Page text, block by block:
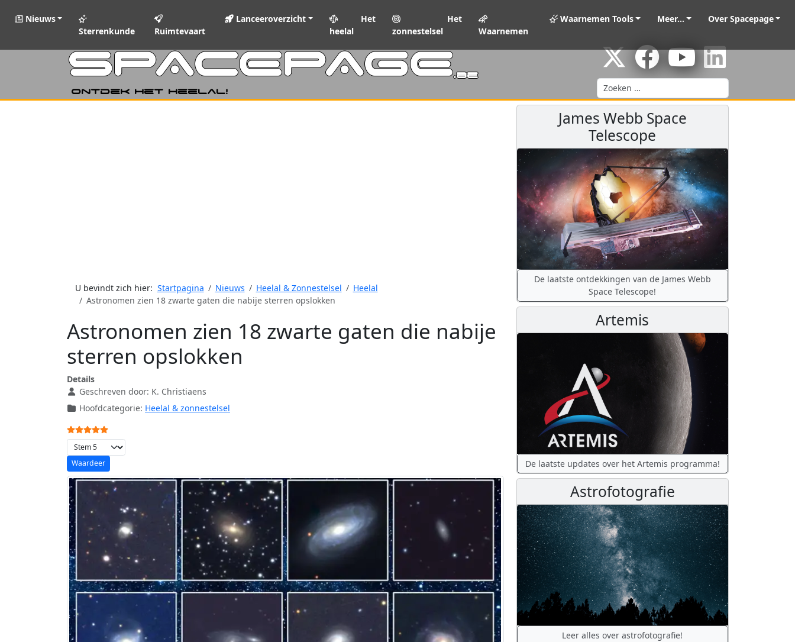
Nieuws
Sterrenkunde
Ruimtevaart
Lanceeroverzicht
Het
heelal
Het
zonnestelsel
Waarnemen
Waarnemen Tools Meer... Over Spacepage
SPACEPAGE.be
Ontdek het heelal!
Zoeken
U bevindt zich hier: Startpagina Nieuws Heelal & Zonnestelsel
Heelal
Astronomen zien 18 zwarte gaten die nabije sterren opslokken
Astronomen zien 18 zwarte gaten die nabije
sterren opslokken
Details
Geschreven door: K. Christiaens
Hoofdcategorie: Heelal & zonnestelsel
Gebruikerswaardering:
Voeg waardering toe
James Webb Space
Telescope
De laatste ontdekkingen van de James Webb
Space Telescope!
Artemis
De laatste updates over het Artemis programma!
Astrofotografie
Leer alles over astrofotografie!